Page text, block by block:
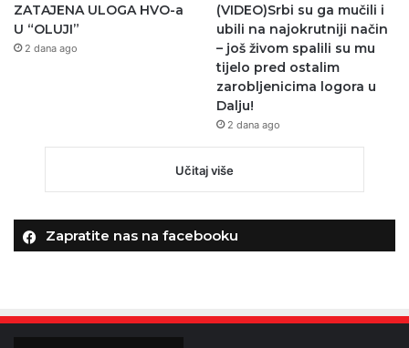
ZATAJENA ULOGA HVO-a
U “OLUJI”
2 dana ago
(VIDEO)Srbi su ga mučili i
ubili na najokrutniji način
– još živom spalili su mu
tijelo pred ostalim
zarobljenicima logora u
Dalju!
2 dana ago
Učitaj više
Zapratite nas na facebooku